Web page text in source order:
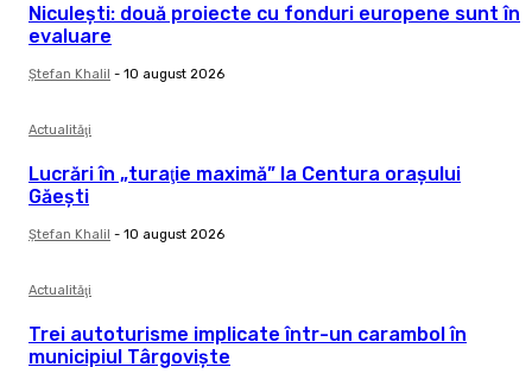
Niculeşti: două proiecte cu fonduri europene sunt în
evaluare
Ştefan Khalil - 10 august 2026
Actualităţi
Lucrări în „turaţie maximă” la Centura oraşului
Găeşti
Ştefan Khalil - 10 august 2026
Actualităţi
Trei autoturisme implicate într-un carambol în
municipiul Târgovişte